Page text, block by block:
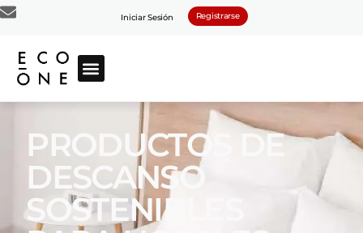
Iniciar Sesión Registrarse
PRODUCTOS DE
DESCANSO
SOSTENIBLES